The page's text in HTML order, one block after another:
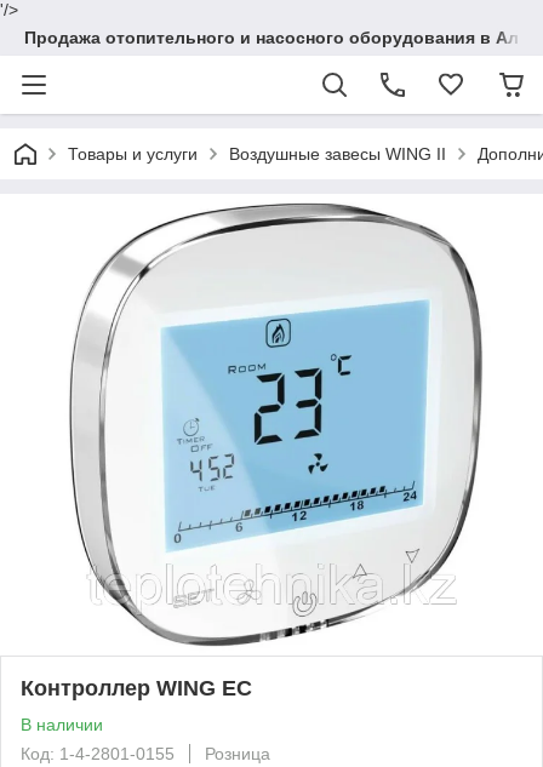
'/>
Продажа отопительного и насосного оборудования в
Товары и услуги Воздушные завесы WING II
Контроллер WING EC
В наличии
Код: 1-4-2801-0155
Розница